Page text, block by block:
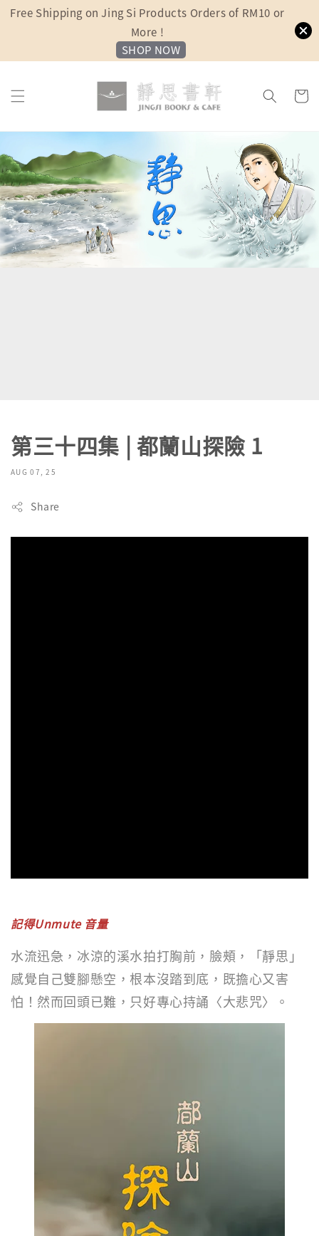
Free Shipping on Jing Si Products Orders of RM10 or
More !
SHOP NOW
第三十四集 | 都蘭山探險 1
AUG 07, 25
Share
記得Unmute 音量
水流迅急，冰涼的溪水拍打胸前，臉頰，「靜思」
感覺自己雙腳懸空，根本沒踏到底，既擔心又害
怕！然而回頭已難，只好專心持誦〈大悲咒〉。